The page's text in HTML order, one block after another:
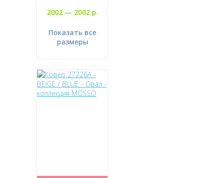
2002 — 2002 р.
Показать все
размеры